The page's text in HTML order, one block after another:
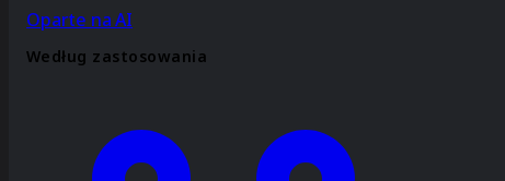
Oparte na AI
Według zastosowania